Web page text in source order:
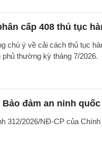
cấp 408 thủ tục
chú ý về cải cách thủ tục
thường kỳ tháng 7/2026.
Bảo đảm an ninh
312/2026/NĐ-CP của